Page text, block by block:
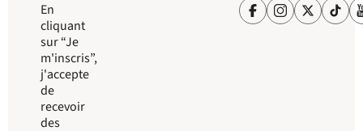
En
cliquant
sur “Je
m'inscris”,
j'accepte
de
recevoir
des